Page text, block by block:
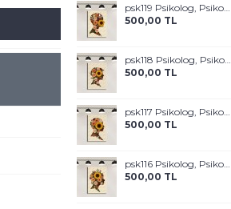
psk119 Psikolog, Psikoterapi ve Psikiyatri Merkezi, Terapi Odası Tablosu Sanatla Terapi
500,00 TL
psk118 Psikolog, Psikoterapi ve Psikiyatri Merkezi, Terapi Odası Tablosu Sanatla Terapi
500,00 TL
psk117 Psikolog, Psikoterapi ve Psikiyatri Merkezi, Terapi Odası Tablosu Sanatla Terapi
500,00 TL
psk116 Psikolog, Psikoterapi ve Psikiyatri Merkezi, Terapi Odası Tablosu Sanatla Terapi
500,00 TL